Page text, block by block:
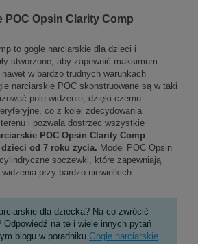
POC Opsin Clarity Comp
to gogle narciarskie dla dzieci i
stworzone, aby zapewnić maksimum
w bardzo trudnych warunkach
narciarskie POC skonstruowane są w taki
pole widzenie, dzięki czemu
co z kolei zdecydowania
i pozwala dostrzec wszystkie
POC Opsin Clarity Comp
od 7 roku życia. Model POC Opsin
soczewki, które zapewniają
przy bardzo niewielkich
dla dziecka? Na co zwrócić
Odpowiedź na te i wiele innych pytań
blogu w poradnikuGogle narciarskie